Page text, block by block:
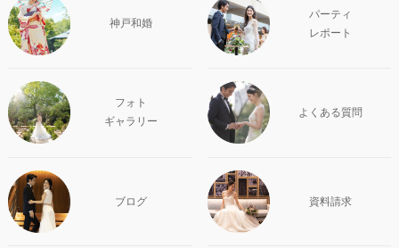
神戸和婚
パーティ
レポート
フォト
ギャラリー
よくある質問
ブログ 資料請求